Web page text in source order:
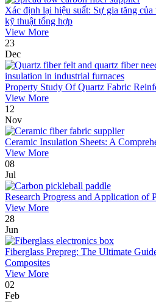
Xác định lại hiệu suất: Sự gia tăng
kỹ thuật tổng hợp
View More
23
Dec
Property Study Of Quartz Fabric
View More
12
Nov
Ceramic Insulation Sheets: A
View More
08
Jul
Research Progress and Application of
View More
28
Jun
Fiberglass Prepreg: The Ultimate
Composites
View More
02
Feb